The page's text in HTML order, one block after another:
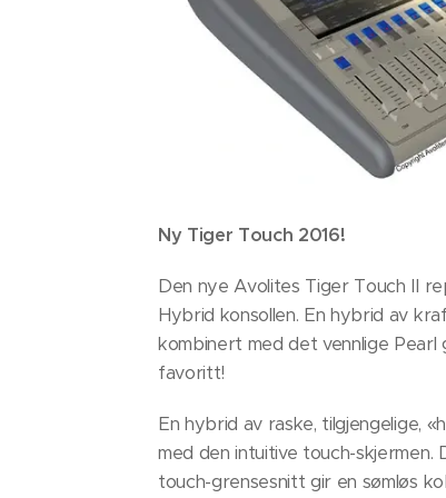
Ny Tiger Touch 2016!
Den nye Avolites Tiger Touch II
Hybrid konsollen. En hybrid av
kombinert med det vennlige
favoritt!
En hybrid av raske, tilgjengelige,
med den intuitive touch-skjermen.
touch-grensesnitt gir en sømløs